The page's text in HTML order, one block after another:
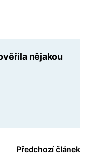
nějakou
Předchozí článek